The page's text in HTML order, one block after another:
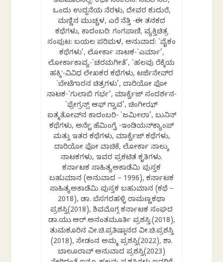
ಒಂದು ಉದ್ದನೆಯ ನೆರಳು, ದೇವರ ಕುದುರೆ,
ಮಣ್ಣಿನ ಮುಚ್ಚಳ, ಎರೆ ನೆತ್ತಿ -ಈ ತನಕದ
ಕಥೆಗಳು, ಕಾದಂಬರಿ: ಗಂಗಪಾಣಿ, ವ್ಯಕ್ತಿಚಿತ್ರ
ಸಂಪುಟ: ಬಯಲ ಪರಿಮಳ, ಅನುವಾದ: `ವೈಕಂ
ಕಥೆಗಳು’, ಲೋರ್ಕಾ ನಾಟಕ-`ಎರ್ಮಾ’,
ಲೋರ್ಕಾಕಾವ್ಯ-`ಚರಮಗೀತೆ’, `ಹಲವು ರೆಕ್ಕೆಯ
ಹಕ್ಕಿʼ-ವಿವಿಧ ಲೇಖಕರ ಕಥೆಗಳು, ಟರ್ಜೆನೇವ್‌ರ
`ಬೇಟೆಗಾರನ ಚಿತ್ರಗಳು’, ದಾರಿಯೋ ಫೋ
ನಾಟಕ-`ಗುಲಾಬಿ ಗರ್ಭ’, ಮಾರ್ಕ್ವೆಜ್ ಸಂದರ್ಶನ-
`ಫ್ರೇಗ್ರನ್ಸ್ ಆಫ್ ಗ್ವಾವ’, ಚಿಂಗೀಝ್
ಐತ್ಮತೋವ್‌ನ ಕಾದಂಬರಿ- `ಜಮೀಲಾ’, ಬುನಿನ್
ಕಥೆಗಳು, ಅರ್ನೆಸ್ಟ್ ಹೆಮಿಂಗ್ವೆ -ಇಂಡಿಯನ್‌ಕ್ಯಾಂಪ್
ಮತ್ತು ಇತರ ಕಥೆಗಳು, ಮಾರ್ಕ್ವೆಜ್ ಕಥೆಗಳು,
ದಾರಿಯೋ ಫೋ ವಾಚಿಕೆ, ಲೋರ್ಕಾ ನಾಲ್ಕು
ನಾಟಕಗಳು, ಇವರ ಪ್ರಕಟಿತ ಕೃತಿಗಳು.
ಕರ್ನಾಟಕ ಸಾಹಿತ್ಯಅಕಾಡೆಮಿ ಪುಸ್ತಕ
ಬಹುಮಾನ (ಅನುವಾದ – 1996), ಕರ್ನಾಟಕ
ಸಾಹಿತ್ಯಅಕಾಡೆಮಿ ಪುಸ್ತಕ ಬಹುಮಾನ (ಕಥೆ –
2018), ಡಾ. ಬೆಸಗರಹಳ್ಳಿ ರಾಮಣ್ಣಕಥಾ
ಪ್ರಶಸ್ತಿ(2018), ಶಿವಮೊಗ್ಗ ಕರ್ನಾಟಕ ಸಂಘದ
ಡಾ.ಯು.ಆರ್.ಅನಂತಮೂರ್ತಿ ಪ್ರಶಸ್ತಿ.(2018),
ತುಮಕೂರಿನ ವೀ.ಚಿ.ಪ್ರತಿಷ್ಠಾನದ ವೀ.ಚಿ.ಪ್ರಶಸ್ತಿ
(2018), ಸೇಡಂನ ಅಮ್ಮ ಪ್ರಶಸ್ತಿ(2022), ಶಾ.
ಬಾಲೂರಾವ್ ಅನುವಾದ ಪ್ರಶಸ್ತಿ(2023)